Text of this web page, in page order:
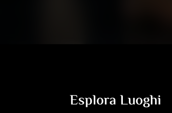
Esplora Luoghi